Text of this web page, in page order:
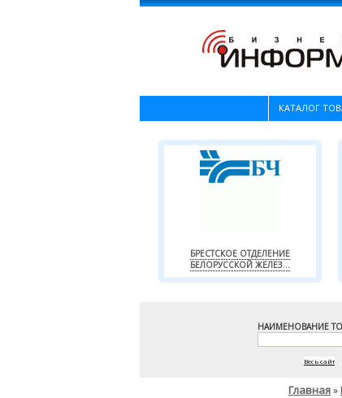
КАТАЛОГ
БРЕСТСКОЕ ОТДЕЛЕНИЕ
БЕЛОРУССКОЙ ЖЕЛЕЗ...
НАИМЕНОВАНИЕ
Весь сайт
Главная»